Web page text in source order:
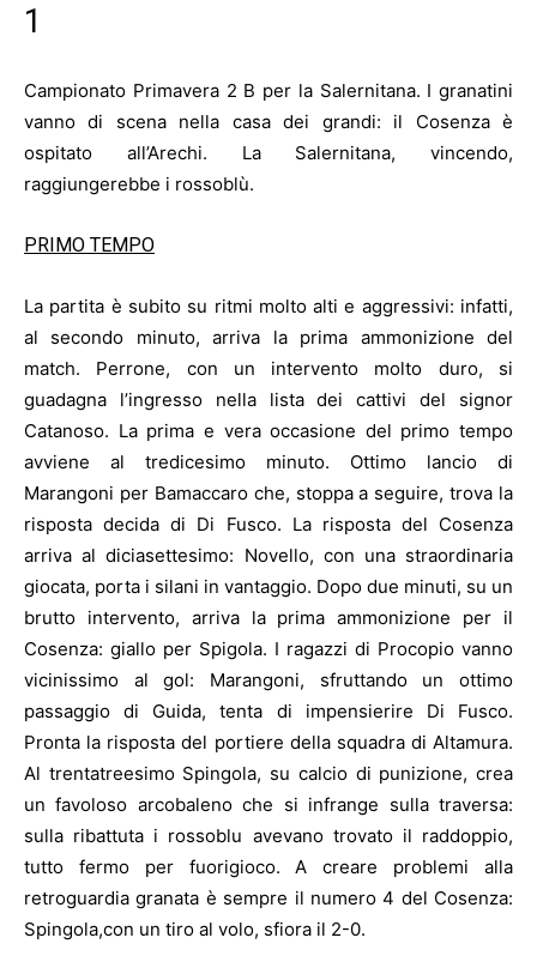
1
Campionato Primavera 2 B per la Salernitana. I granatini
vanno di scena nella casa dei grandi: il Cosenza è
ospitato all’Arechi. La Salernitana, vincendo,
raggiungerebbe i rossoblù.
PRIMO TEMPO
La partita è subito su ritmi molto alti e aggressivi: infatti,
al secondo minuto, arriva la prima ammonizione del
match. Perrone, con un intervento molto duro, si
guadagna l’ingresso nella lista dei cattivi del signor
Catanoso. La prima e vera occasione del primo tempo
avviene al tredicesimo minuto. Ottimo lancio di
Marangoni per Bamaccaro che, stoppa a seguire, trova la
risposta decida di Di Fusco. La risposta del Cosenza
arriva al diciasettesimo: Novello, con una straordinaria
giocata, porta i silani in vantaggio. Dopo due minuti, su un
brutto intervento, arriva la prima ammonizione per il
Cosenza: giallo per Spigola. I ragazzi di Procopio vanno
vicinissimo al gol: Marangoni, sfruttando un ottimo
passaggio di Guida, tenta di impensierire Di Fusco.
Pronta la risposta del portiere della squadra di Altamura.
Al trentatreesimo Spingola, su calcio di punizione, crea
un favoloso arcobaleno che si infrange sulla traversa:
sulla ribattuta i rossoblu avevano trovato il raddoppio,
tutto fermo per fuorigioco. A creare problemi alla
retroguardia granata è sempre il numero 4 del Cosenza:
Spingola,con un tiro al volo, sfiora il 2-0.